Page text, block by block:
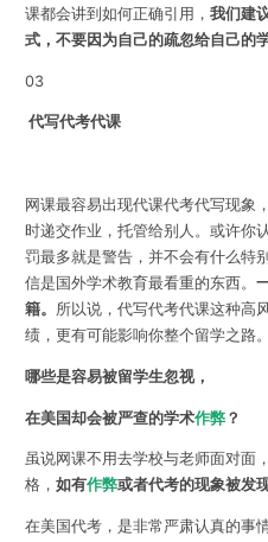
课都会讲到如何正确引用， 我们建
式，不要因为自己的疏忽给自己的
03
代写代考代课
网课最容易出现代课代考代写现象
时递交作业，托管给别人。或许你
罚最多就是警告，并不会有什么特
信是国外学术教育最看重的东西。
籍。 所以说，代写代考代课这种高
绩，更有可能影响你整个留学之路。
哪些是容易被留学生忽视，
在美国却会被严查的学术作弊？
虽说网课不用去学校与老师面对面
格， 如有作弊或者代考的现象被发
在美国代考，是非常严肃认真的事情